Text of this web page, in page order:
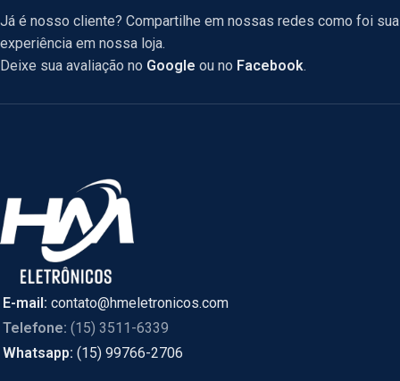
Já é nosso cliente? Compartilhe em nossas redes como foi sua
experiência em nossa loja.
Deixe sua avaliação no Google ou no Facebook.
E-mail: contato@hmeletronicos.com
Telefone: (15) 3511-6339
Whatsapp: (15) 99766-2706